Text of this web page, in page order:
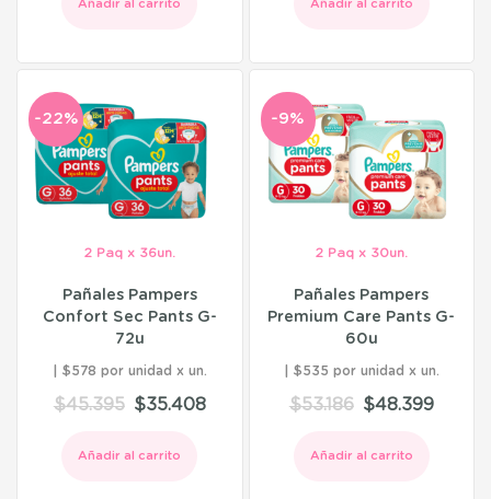
Añadir al carrito Añadir al carrito
-22%
2 Paq x 36un.
Pañales Pampers
Confort Sec Pants G-
72u
$578 por unidad
$45.395 $35.408
Añadir al carrito
-9%
2 Paq x 30un.
Pañales Pampers
Premium Care Pants G-
60u
$535 por unidad
$53.186 $48.399
Añadir al carrito